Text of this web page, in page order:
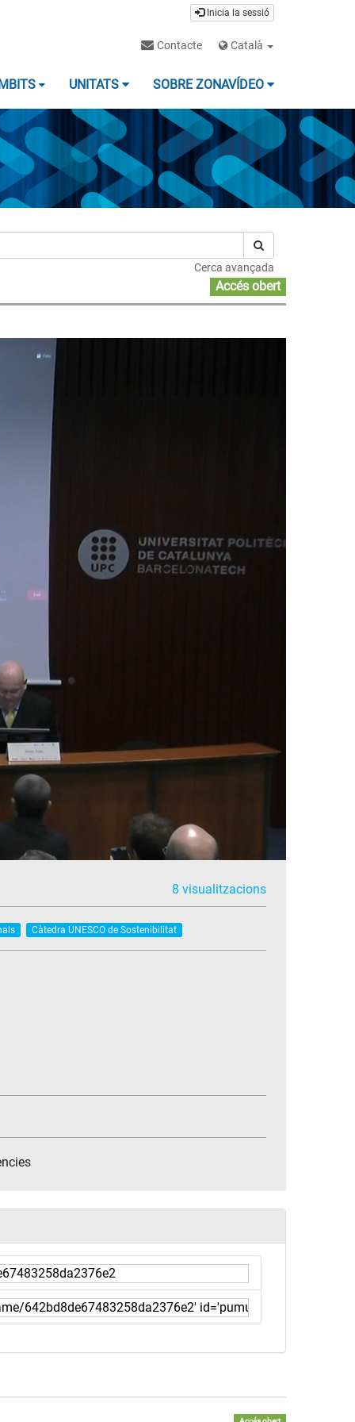
Inicia la sessió
Contacte Català
UNITATS SOBRE ZONAVÍDEO
Cerca avançada
Accés obert
8 visualitzacions
Càtedra UNESCO de Sostenibilitat